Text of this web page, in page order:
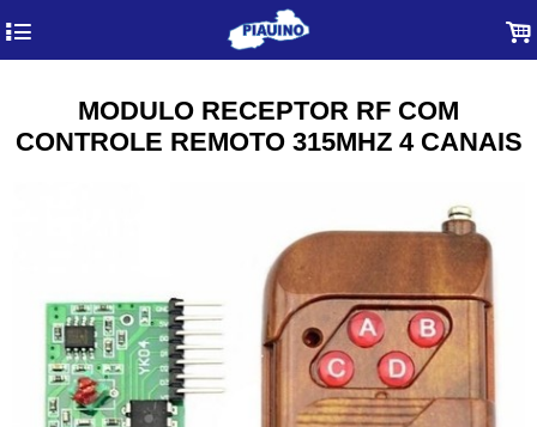
4 .
MODULO RECEPTOR RF COM
CONTROLE REMOTO 315MHZ 4 CANAIS